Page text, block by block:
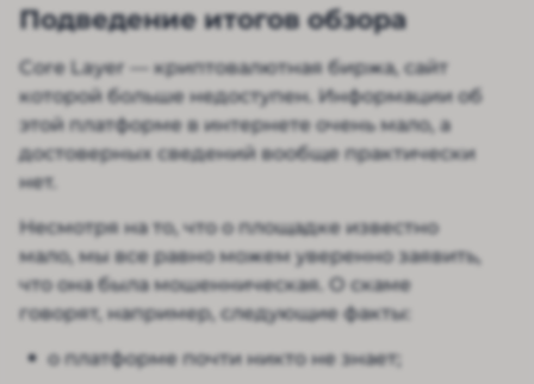
Подведение итогов обзора
Core Layer — криптовалютная биржа, сайт
которой больше недоступен. Информации об
этой платформе в интернете очень мало, а
достоверных сведений вообще практически
нет.
Несмотря на то, что о площадке известно
мало, мы все равно можем уверенно заявить,
что она была мошенническая. О скаме
говорят, например, следующие факты:
о платформе почти никто не знает;